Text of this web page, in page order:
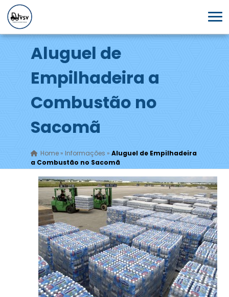
Aluguel de
Empilhadeira a
Combustão no
Sacomã
Home» Informações » Aluguel de Empilhadeira
a Combustão no Sacomã